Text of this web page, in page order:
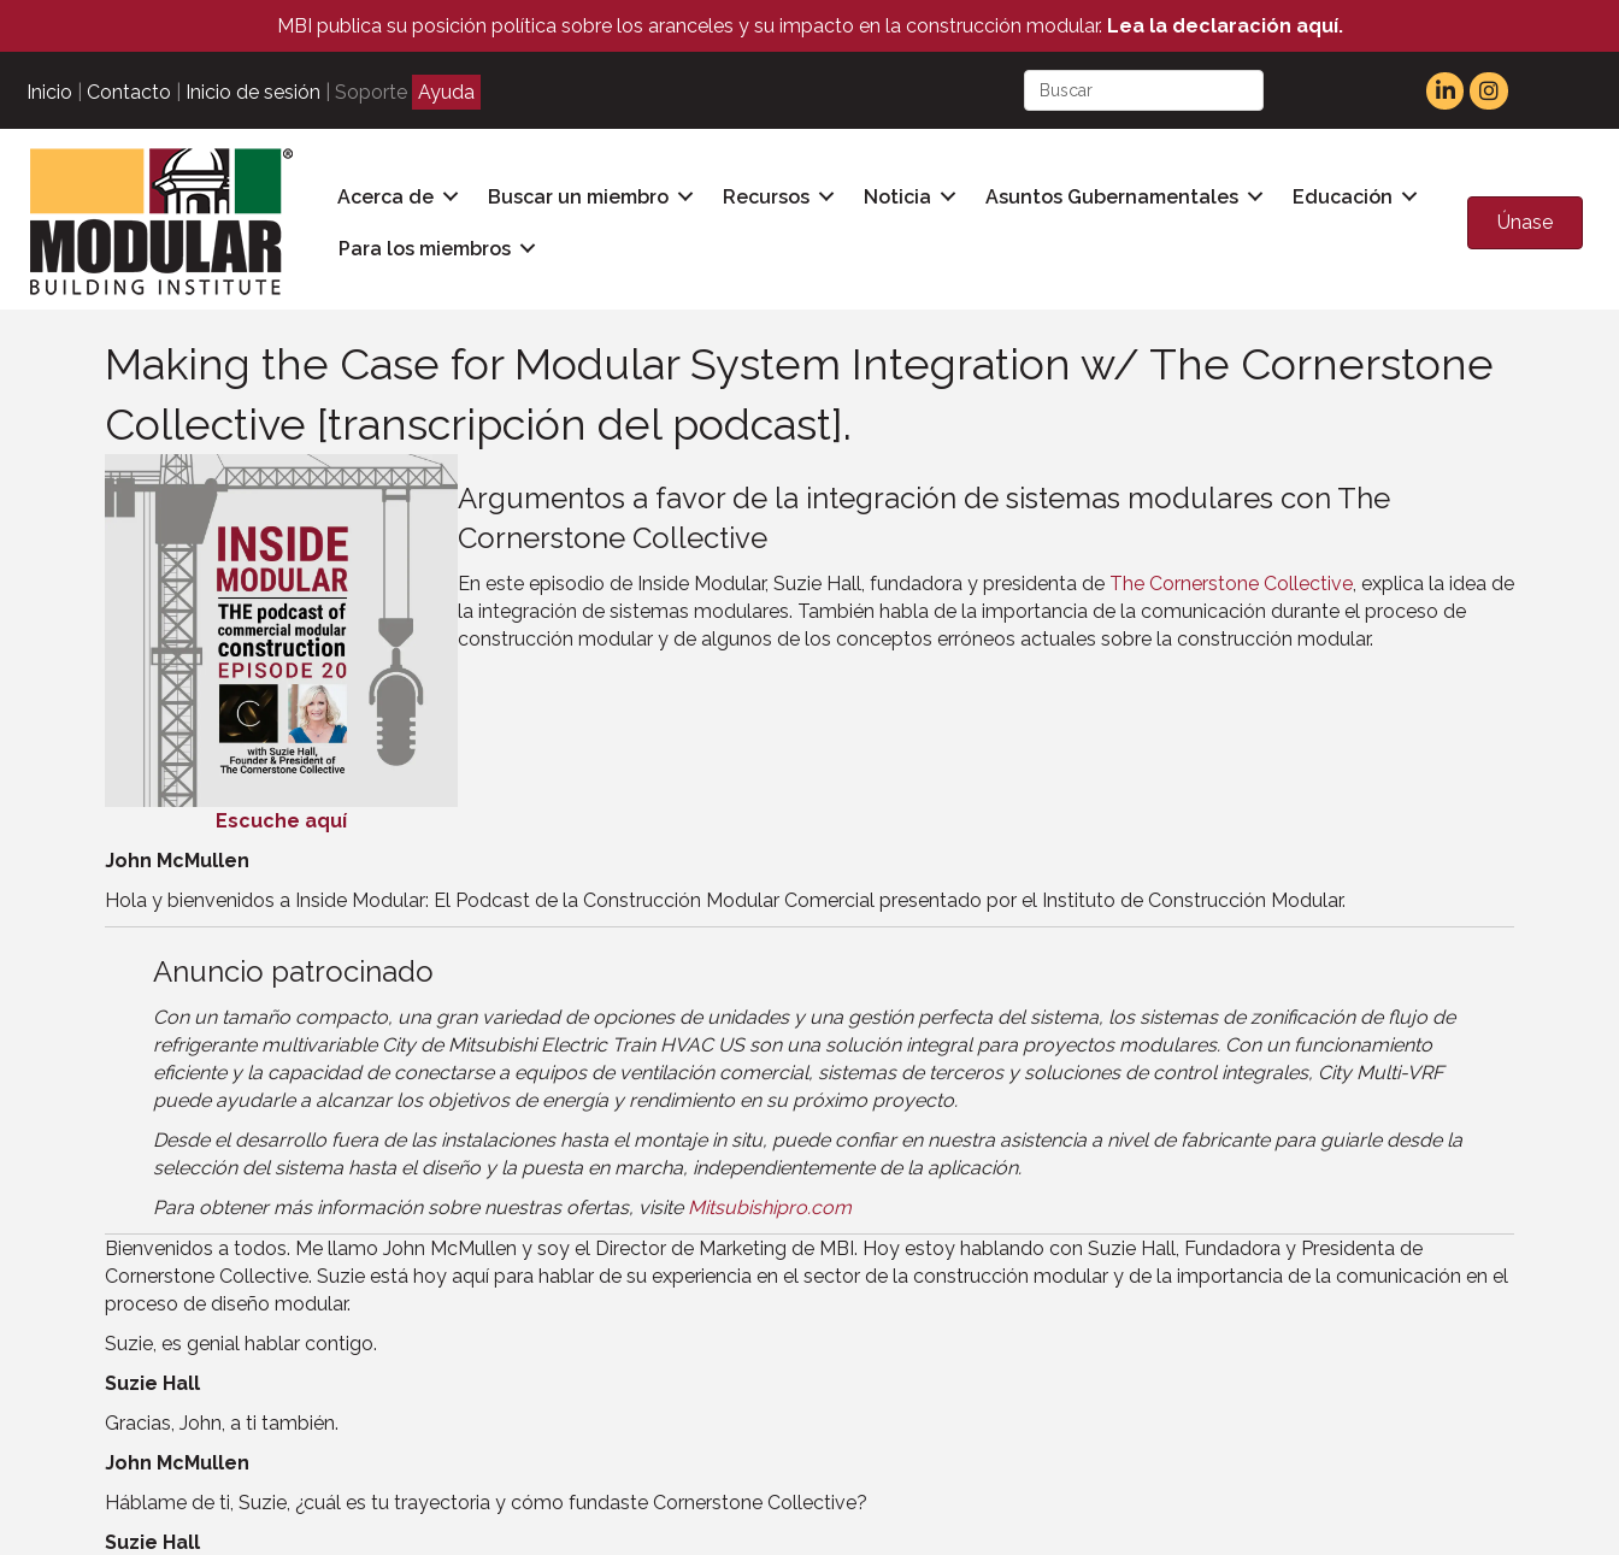
MBI publica su posición política sobre los aranceles y su impacto en la construcción modular. Lea la declaración aquí.
Inicio Contacto Inicio de sesión | Soporte Ayuda
Acerca de Buscar un miembro Recursos Noticia Asuntos Gubernamentales Educación
Para los miembros
Únase
Making the Case for Modular System Integration w/ The Cornerstone
Collective [transcripción del podcast].
Escuche aquí
Argumentos a favor de la integración de sistemas modulares con The
Cornerstone Collective
En este episodio de Inside Modular, Suzie Hall, fundadora y presidenta de The Cornerstone Collective, explica la idea de
la integración de sistemas modulares. También habla de la importancia de la comunicación durante el proceso de
construcción modular y de algunos de los conceptos erróneos actuales sobre la construcción modular.
John McMullen
Hola y bienvenidos a Inside Modular: El Podcast de la Construcción Modular Comercial presentado por el Instituto de Construcción Modular.
Anuncio patrocinado
Con un tamaño compacto, una gran variedad de opciones de unidades y una gestión perfecta del sistema, los sistemas de zonificación de flujo de
refrigerante multivariable City de Mitsubishi Electric Train HVAC US son una solución integral para proyectos modulares. Con un funcionamiento
eficiente y la capacidad de conectarse a equipos de ventilación comercial, sistemas de terceros y soluciones de control integrales, City Multi-VRF
puede ayudarle a alcanzar los objetivos de energía y rendimiento en su próximo proyecto.
Desde el desarrollo fuera de las instalaciones hasta el montaje in situ, puede confiar en nuestra asistencia a nivel de fabricante para guiarle desde la
selección del sistema hasta el diseño y la puesta en marcha, independientemente de la aplicación.
Para obtener más información sobre nuestras ofertas, visite Mitsubishipro.com
Bienvenidos a todos. Me llamo John McMullen y soy el Director de Marketing de MBI. Hoy estoy hablando con Suzie Hall, Fundadora y Presidenta de
Cornerstone Collective. Suzie está hoy aquí para hablar de su experiencia en el sector de la construcción modular y de la importancia de la comunicación en el
proceso de diseño modular.
Suzie, es genial hablar contigo.
Suzie Hall
Gracias, John, a ti también.
John McMullen
Háblame de ti, Suzie, ¿cuál es tu trayectoria y cómo fundaste Cornerstone Collective?
Suzie Hall